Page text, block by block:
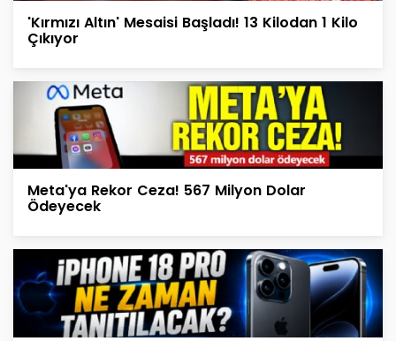
'Kırmızı Altın' Mesaisi Başladı! 13 Kilodan 1 Kilo
Çıkıyor
Meta'ya Rekor Ceza! 567 Milyon Dolar
Ödeyecek